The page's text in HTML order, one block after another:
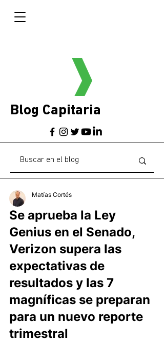
Blog Capitaria
Se aprueba la Ley
Genius en el Senado,
Verizon supera las
expectativas de
resultados y las 7
magníficas se preparan
para un nuevo reporte
trimestral
Matías Cortés